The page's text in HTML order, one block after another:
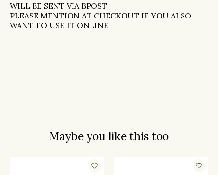
WILL BE SENT VIA BPOST
PLEASE MENTION AT CHECKOUT IF YOU ALSO
WANT TO USE IT ONLINE
Maybe you like this too
Items van productcarrousel